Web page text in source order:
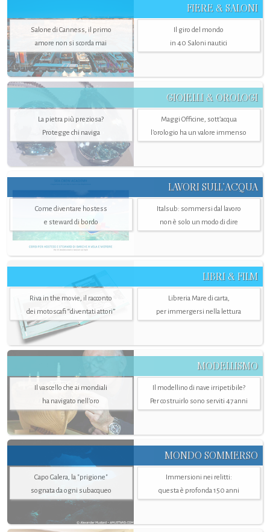
FIERE & SALONI
Salone di Canness, il primo
amore non si scorda mai
Il giro del mondo
in 40 Saloni nautici
GIOIELLI & OROLOGI
La pietra più preziosa?
Protegge chi naviga
Maggi Officine, sott’acqua
l'orologio ha un valore immenso
LAVORI SULL’ACQUA
Come diventare hostess
e steward di bordo
Italsub: sommersi dal lavoro
non è solo un modo di dire
LIBRI & FILM
Riva in the movie, il racconto
dei motoscafi “diventati attori”
Libreria Mare di carta,
per immergersi nella lettura
MODELLISMO
Il vascello che ai mondiali
ha navigato nell’oro
Il modellino di nave irripetibile?
Per costruirlo sono serviti 47 anni
MONDO SOMMERSO
Capo Galera, la "prigione"
sognata da ogni subacqueo
Immersioni nei relitti:
questa è profonda 150 anni